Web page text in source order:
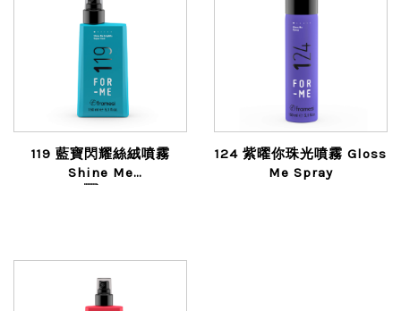
119 藍寶閃耀絲絨噴霧
Shine Me
124 紫曜你珠光噴霧 Gloss
Me Spray